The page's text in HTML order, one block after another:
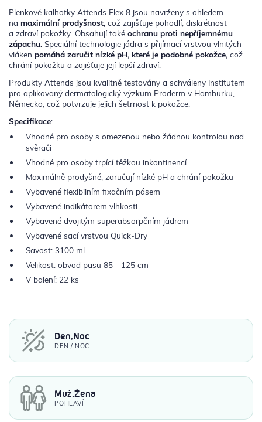
Plenkové kalhotky Attends Flex 8 jsou navrženy s ohledem
na maximální prodyšnost, což zajišťuje pohodlí, diskrétnost
a zdraví pokožky. Obsahují také ochranu proti nepříjemnému
zápachu. Speciální technologie jádra s přijímací vrstvou vlnitých
vláken pomáhá zaručit nízké pH, které je podobné pokožce, což
chrání pokožku a zajišťuje její lepší zdraví.
Produkty Attends jsou kvalitně testovány a schváleny Institutem
pro aplikovaný dermatologický výzkum Proderm v Hamburku,
Německo, což potvrzuje jejich šetrnost k pokožce.
Specifikace:
Vhodné pro osoby s omezenou nebo žádnou kontrolou nad
svěrači
Vhodné pro osoby trpící těžkou inkontinencí
Maximálně prodyšné, zaručují nízké pH a chrání pokožku
Vybavené flexibilním fixačním pásem
Vybavené indikátorem vlhkosti
Vybavené dvojitým superabsorpčním jádrem
Vybavené sací vrstvou Quick‑Dry
Savost: 3100 ml
Velikost: obvod pasu 85 - 125 cm
V balení: 22 ks
Den,Noc
DEN / NOC
Muž,Žena
POHLAVÍ